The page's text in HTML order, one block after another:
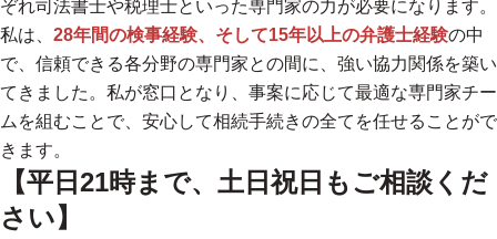
ぞれ司法書士や税理士といった専門家の力が必要になります。
私は、 28年間の検事経験、そして15年以上の弁護士経験の中
で、信頼できる各分野の専門家との間に、強い協力関係を築い
てきました。私が窓口となり、事案に応じて最適な専門家チー
ムを組むことで、 安心して相続手続きの全てを任せることがで
きます。
【平日21時まで、土日祝日もご相談くだ
さい】